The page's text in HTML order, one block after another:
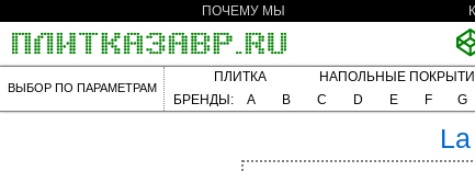
ПОЧЕМУ МЫ
ВЫБОР ПО ПАРАМЕТРАМ
ПЛИТКА НАПОЛЬНЫЕ
БРЕНДЫ:
A B C D E F G